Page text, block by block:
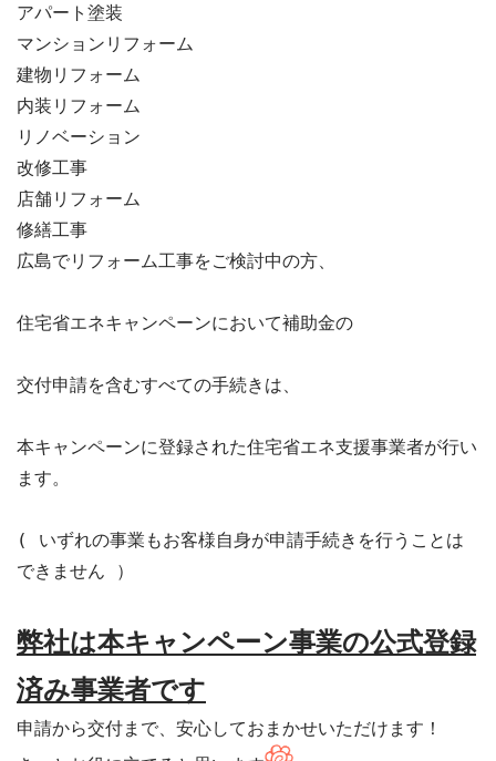
アパート塗装
マンションリフォーム
建物リフォーム
内装リフォーム
リノベーション
改修工事
店舗リフォーム
修繕工事
広島でリフォーム工事をご検討中の方、
住宅省エネキャンペーンにおいて補助金の
交付申請を含むすべての手続きは、
本キャンペーンに登録された住宅省エネ支援事業者が行い
ます。
( いずれの事業もお客様自身が申請手続きを行うことは
できません ）
弊社は本キャンペーン事業の公式登録
済み事業者です
申請から交付まで、安心しておまかせいただけます！